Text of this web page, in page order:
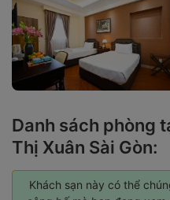
Danh sách phòng
Thị Xuân Sài Gòn:
Khách sạn này có thể